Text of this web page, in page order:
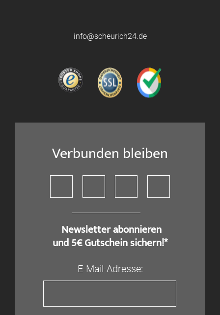
info@scheurich24.de
Verbunden bleiben
​ Newsletter abonnieren
und 5€ Gutschein sichern!*
E-Mail-Adresse: